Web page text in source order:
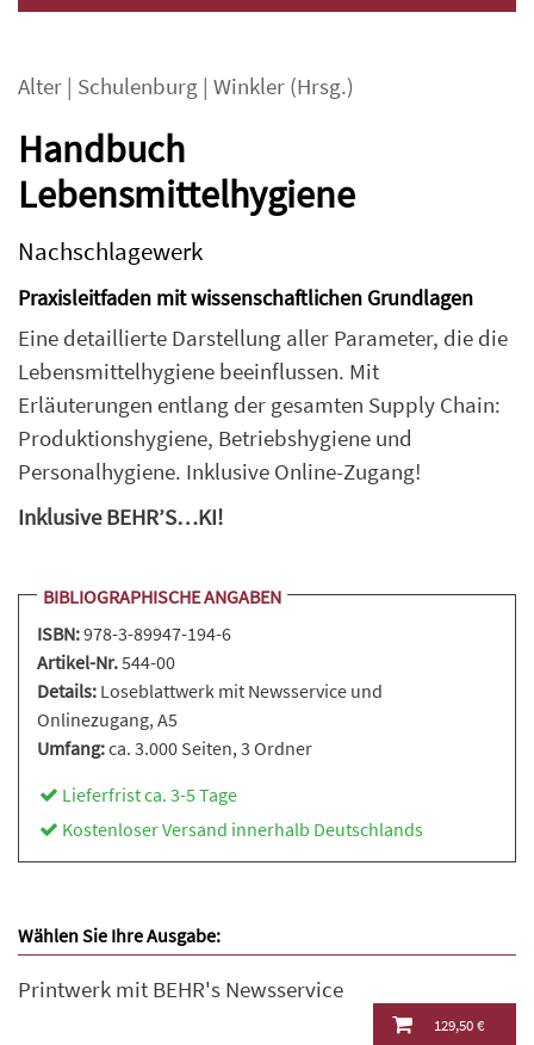
Alter | Schulenburg | Winkler (Hrsg.)
Handbuch
Lebensmittelhygiene
Nachschlagewerk
Praxisleitfaden mit wissenschaftlichen Grundlagen
Eine detaillierte Darstellung aller Parameter, die die
Lebensmittelhygiene beeinflussen. Mit
Erläuterungen entlang der gesamten Supply Chain:
Produktionshygiene, Betriebshygiene und
Personalhygiene. Inklusive Online-Zugang!
Inklusive BEHR’S…KI!
BIBLIOGRAPHISCHE ANGABEN
ISBN:978-3-89947-194-6
Artikel-Nr.544-00
Details: Loseblattwerk mit Newsservice und
Onlinezugang, A5
Umfang:ca. 3.000 Seiten, 3 Ordner
Lieferfrist ca. 3-5 Tage
Kostenloser Versand innerhalb Deutschlands
Wählen Sie Ihre Ausgabe:
Printwerk mit BEHR's Newsservice
129,50 €